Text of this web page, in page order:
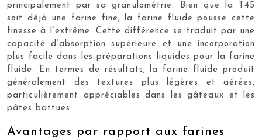
principalement par sa granulométrie. Bien que la T45
soit déjà une farine fine, la farine fluide pousse cette
finesse à l’extrême. Cette différence se traduit par une
capacité d’absorption supérieure et une incorporation
plus facile dans les préparations liquides pour la farine
fluide. En termes de résultats, la farine fluide produit
généralement des textures plus légères et aérées,
particulièrement appréciables dans les gâteaux et les
pâtes battues.
Avantages par rapport aux farines